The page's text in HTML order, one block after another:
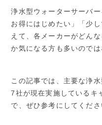
浄水型ウォーターサーバ
お得にはじめたい」「少
えて、各メーカーがどん
か気になる方も多いので
この記事では、主要な浄
7社が現在実施しているキ
で、ぜひ参考にしてくださ